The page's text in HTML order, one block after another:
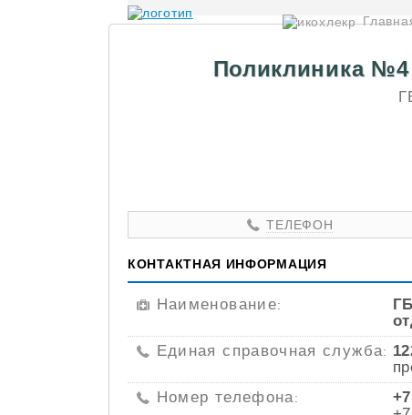
Поликлиника №4
ТЕЛЕФОН
КОНТАКТНАЯ ИНФОРМАЦИЯ
Наименование:
Единая справочная служба:
Номер телефона: